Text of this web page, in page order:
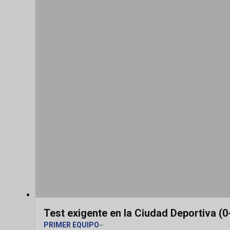
Test exigente en la Ciudad Deportiva
PRIMER EQUIPO